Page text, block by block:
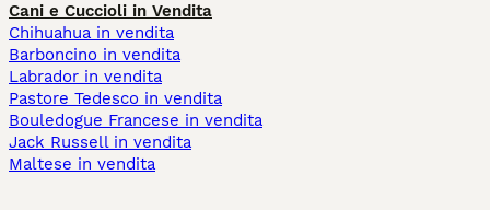
Cani e Cuccioli in Vendita
Chihuahua in vendita
Barboncino in vendita
Labrador in vendita
Pastore Tedesco in vendita
Bouledogue Francese in vendita
Jack Russell in vendita
Maltese in vendita